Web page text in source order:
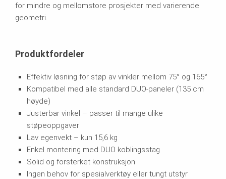
for mindre og mellomstore prosjekter med varierende
geometri.
Produktfordeler
Effektiv løsning for støp av vinkler mellom 75° og 165°
Kompatibel med alle standard DUO-paneler (135 cm
høyde)
Justerbar vinkel – passer til mange ulike
støpeoppgaver
Lav egenvekt – kun 15,6 kg
Enkel montering med DUO koblingsstag
Solid og forsterket konstruksjon
Ingen behov for spesialverktøy eller tungt utstyr